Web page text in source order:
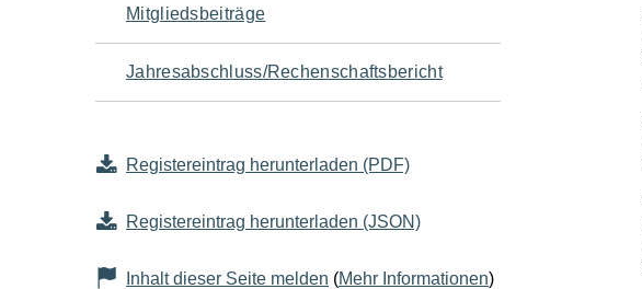
Mitgliedsbeiträge
Jahresabschluss/Rechenschaftsbericht
Registereintrag herunterladen (PDF)
Registereintrag herunterladen (JSON)
Inhalt dieser Seite melden (Mehr Informationen)